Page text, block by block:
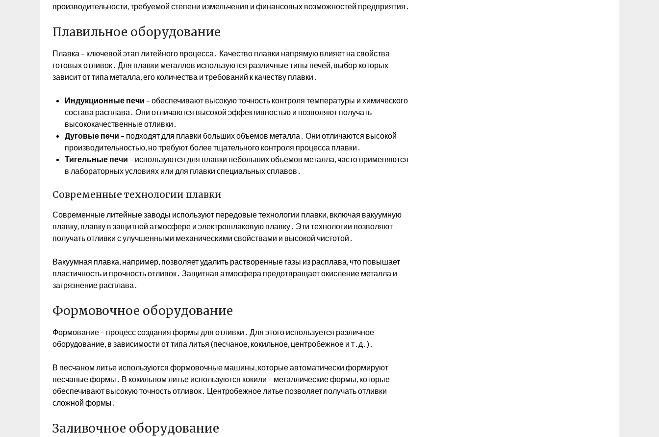
производительности, требуемой степени измельчения и финансовых возможностей предприятия․
Плавильное оборудование
Плавка – ключевой этап литейного процесса․ Качество плавки напрямую влияет на свойства
готовых отливок․ Для плавки металлов используются различные типы печей, выбор которых
зависит от типа металла, его количества и требований к качеству плавки․
Индукционные печи – обеспечивают высокую точность контроля температуры и химического
состава расплава․ Они отличаются высокой эффективностью и позволяют получать
высококачественные отливки․
Дуговые печи – подходят для плавки больших объемов металла․ Они отличаются высокой
производительностью, но требуют более тщательного контроля процесса плавки․
Тигельные печи – используются для плавки небольших объемов металла, часто применяются
в лабораторных условиях или для плавки специальных сплавов․
Современные технологии плавки
Современные литейные заводы используют передовые технологии плавки, включая вакуумную
плавку, плавку в защитной атмосфере и электрошлаковую плавку․ Эти технологии позволяют
получать отливки с улучшенными механическими свойствами и высокой чистотой․
Вакуумная плавка, например, позволяет удалить растворенные газы из расплава, что повышает
пластичность и прочность отливок․ Защитная атмосфера предотвращает окисление металла и
загрязнение расплава․
Формовочное оборудование
Формование – процесс создания формы для отливки․ Для этого используется различное
оборудование, в зависимости от типа литья (песчаное, кокильное, центробежное и т․д․)․
В песчаном литье используются формовочные машины, которые автоматически формируют
песчаные формы․ В кокильном литье используются кокили – металлические формы, которые
обеспечивают высокую точность отливок․ Центробежное литье позволяет получать отливки
сложной формы․
Заливочное оборудование